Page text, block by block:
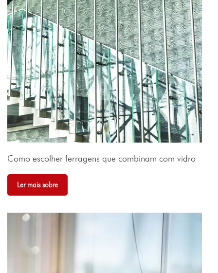
Como escolher ferragens que combinam com vidro
Ler mais sobre